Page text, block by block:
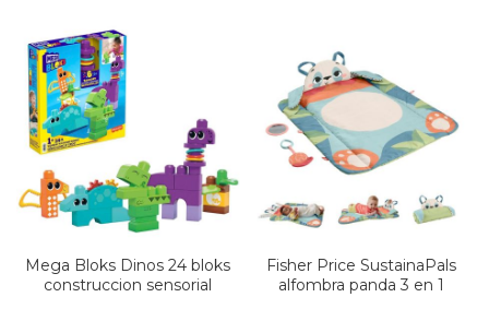
Mega Bloks Dinos 24 bloks
construccion sensorial
Fisher Price SustainaPals
alfombra panda 3 en 1